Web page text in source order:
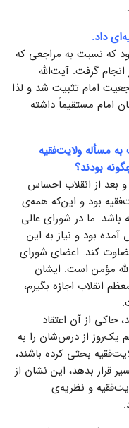
داد.
که نسبت به مراجعی که
گرفت. آیت‌الله
امام تثبیت شد و لذا
امام مستقیماً‌ داشته
مسأله ولایت‌فقیه
بودند؟
بعد از انقلاب احساس
بود و این‌که همه‌ی
ما در شورای عالی
بود و نیاز به این
کند. اعضای شورای
مؤمن است. ایشان
انقلاب اجازه بگیرم،
حاکی از آن اعتقاد
یک‌روز از درس‌شان را به
بحثی کرده باشند،
قرار بدهد، این نشان از
و نظریه‌ی